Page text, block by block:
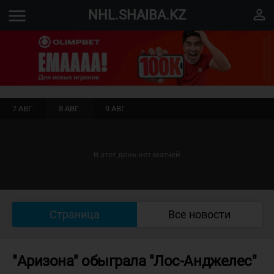
menu NHL.SHAIBA.KZ perm_identity
7 АВГ. 8 АВГ. 9 АВГ.
В этот день нет матчей
Страница Все новости
"Аризона" обыграла "Лос-Анджелес"